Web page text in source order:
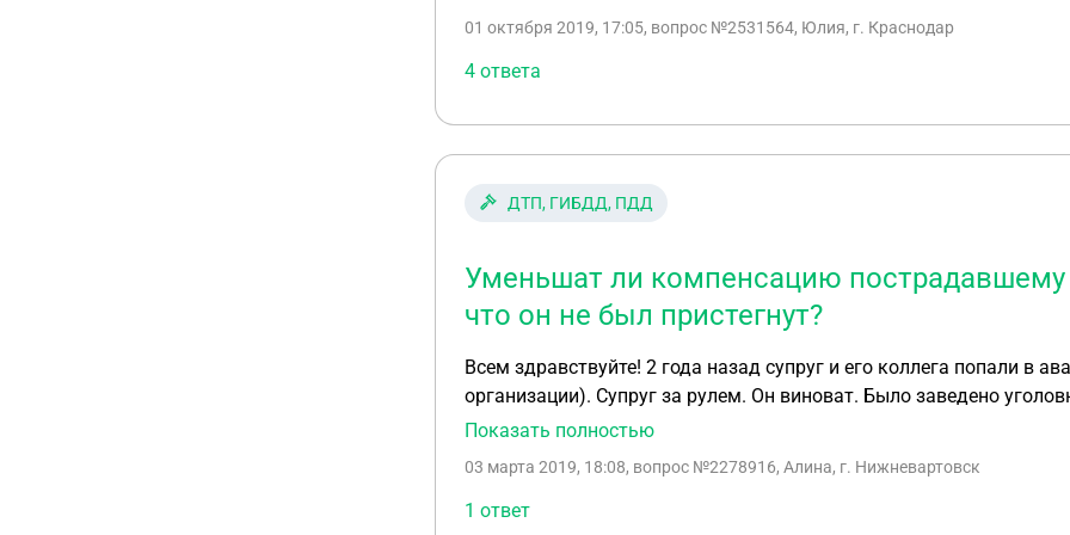
5000тысяч ?
01 октября 2019, 17:05, вопрос №2531564, Юлия, г. Краснодар
4 ответа
ДТП, ГИБДД, ПДД
Уменьшат ли компенсацию
что он не был пристегнут?
Всем здравствуйте! 2 года назад супруг и его коллега попали в аварию с другим автомобилем (автомобиль от
организации). Супруг за рулем. Он виноват. Было заведено уголовное дело с причинение тяжкого вреда здоровью.
1) с коллегой расстались с конфликтом. Он подал на супруга
сам нечаянна видимо сказал что был не пристегнут. Назначили экспертизу. Вопрос если экспертиза
действительно он был не пристегнут, то уменьшат ли компенсацию? 2) У супруга страховки не было, страховка
Показать полностью
03 марта 2019, 18:08, вопрос №2278916, Алина, г. Нижневартовск
1 ответ